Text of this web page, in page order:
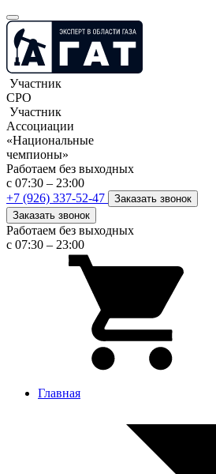
Участник
СРО
Участник
Ассоциации
«Национальные
чемпионы»
Работаем без выходных
с 07:30 – 23:00
+7 (926) 337-52-47
Заказать звонок
Заказать звонок
Работаем без выходных
с 07:30 – 23:00
Главная